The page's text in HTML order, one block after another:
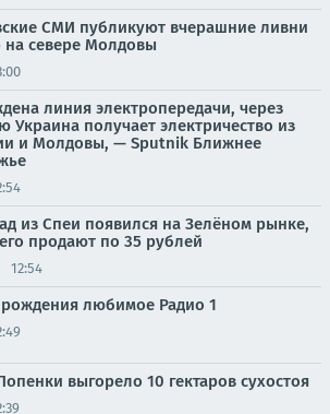
СМИ публикуют вчерашние ливни
на севере Молдовы
линия электропередачи, через
Украина получает электричество из
и Молдовы, — Sputnik Ближнее
из Спеи появился на Зелёном рынке,
продают по 35 рублей
12:54
любимое Радио 1
выгорело 10 гектаров сухостоя